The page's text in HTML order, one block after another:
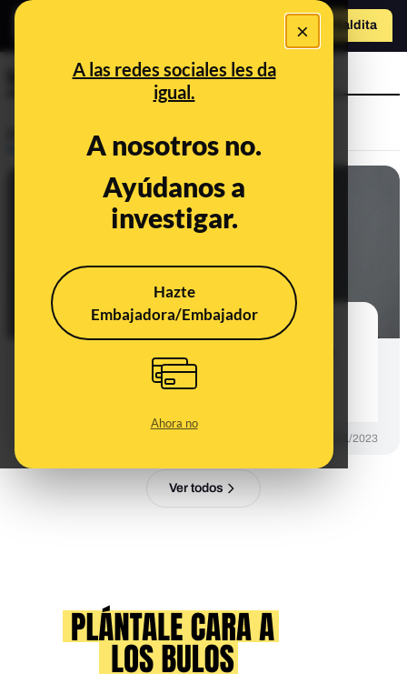
×
A las redes sociales les da
igual.
A nosotros no.
Ayúdanos a
investigar.
Hazte
Embajadora/Embajador
Ahora no
Hazte Maldita
bioluminiscencia
Tabaco para liar, peces con ‘luz’
Llega el consultorio 202º a Maldita
13/01/2023
Ver todos